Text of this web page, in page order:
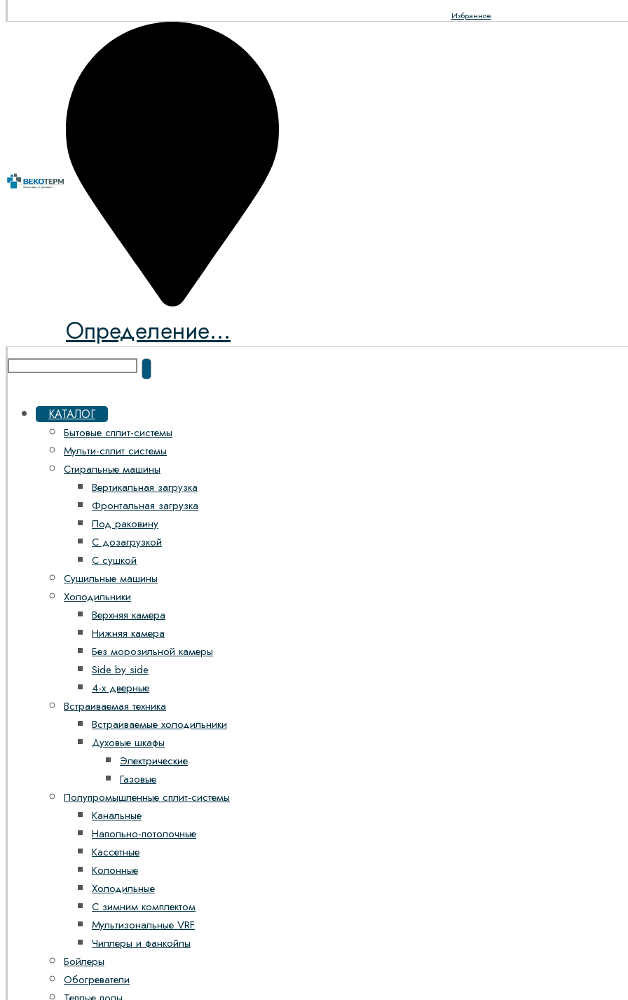
Избранное
Определение...
КАТАЛОГ
Бытовые сплит-системы
Мульти-сплит системы
Стиральные машины
Вертикальная загрузка
Фронтальная загрузка
Под раковину
С дозагрузкой
С сушкой
Сушильные машины
Холодильники
Верхняя камера
Нижняя камера
Без морозильной камеры
Side by side
4-х дверные
Встраиваемая техника
Встраиваемые холодильники
Духовые шкафы
Электрические
Газовые
Полупромышленные сплит-системы
Канальные
Напольно-потолочные
Кассетные
Колонные
Холодильные
С зимним комплектом
Мультизональные VRF
Чиллеры и фанкойлы
Бойлеры
Обогреватели